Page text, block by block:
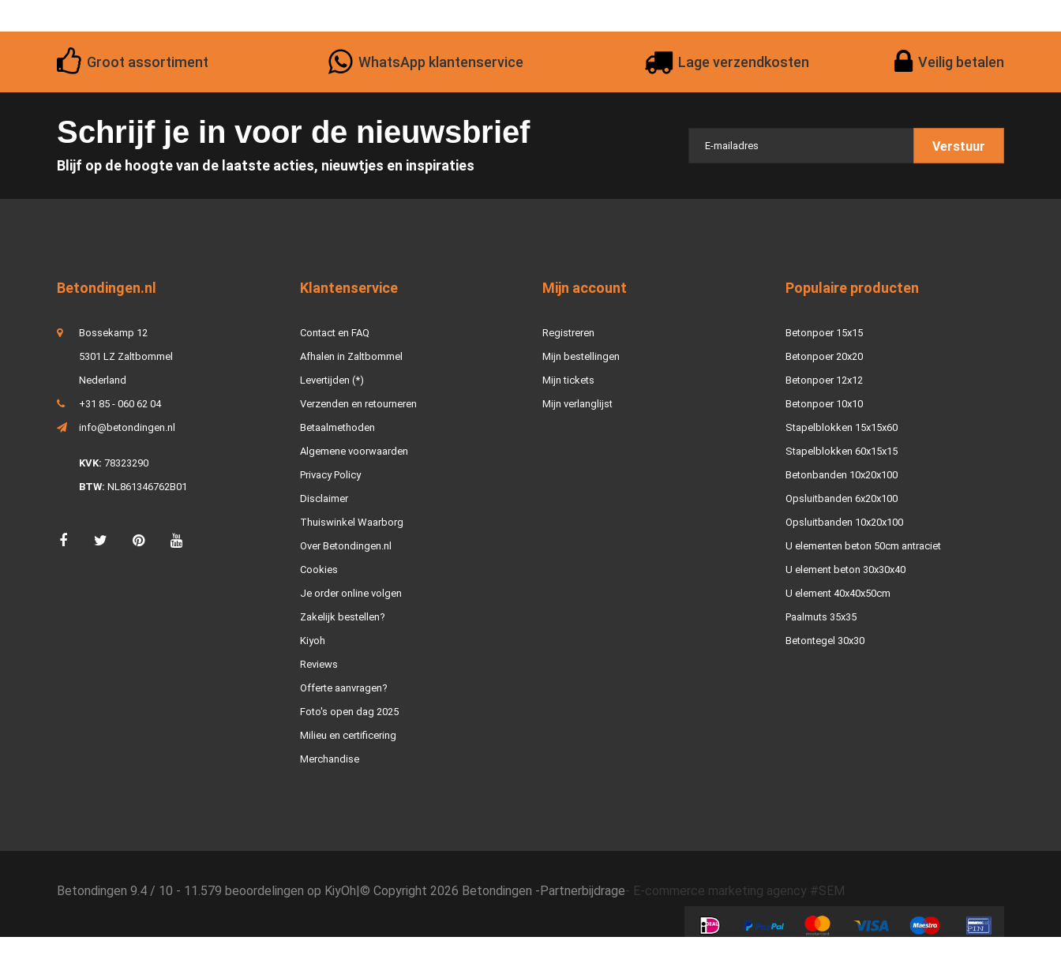
Groot assortiment WhatsApp klantenservice Lage verzendkosten Veilig betalen
Schrijf je in voor de nieuwsbrief
Blijf op de hoogte van de laatste acties, nieuwtjes en inspiraties
Verstuur
Betondingen.nl
Bossekamp 12
5301 LZ Zaltbommel
Nederland
+31 85 - 060 62 04
info@betondingen.nl
KVK: 78323290
BTW: NL861346762B01
Klantenservice
Contact en FAQ
Afhalen in Zaltbommel
Levertijden (*)
Verzenden en retourneren
Betaalmethoden
Algemene voorwaarden
Privacy Policy
Disclaimer
Thuiswinkel Waarborg
Over Betondingen.nl
Cookies
Je order online volgen
Zakelijk bestellen?
Kiyoh
Reviews
Offerte aanvragen?
Foto's open dag 2025
Milieu en certificering
Merchandise
Mijn account
Registreren
Mijn bestellingen
Mijn tickets
Mijn verlanglijst
Populaire producten
Betonpoer 15x15
Betonpoer 20x20
Betonpoer 12x12
Betonpoer 10x10
Stapelblokken 15x15x60
Stapelblokken 60x15x15
Betonbanden 10x20x100
Opsluitbanden 6x20x100
Opsluitbanden 10x20x100
U elementen beton 50cm antraciet
U element beton 30x30x40
U element 40x40x50cm
Paalmuts 35x35
Betontegel 30x30
Betondingen 9.4 / 10 - 11.579 beoordelingen op KiyOh|© Copyright 2026 Betondingen -Partnerbijdrage- E-commerce marketing agency #SEM